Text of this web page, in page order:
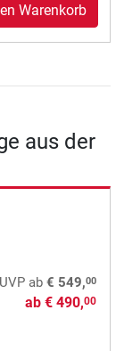
Warenkorb
aus der
UVPab € 549,00
ab € 490,00